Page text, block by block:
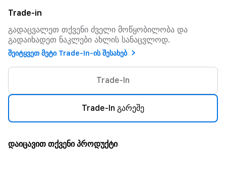
Trade-in
გადაცვალეთ თქვენი ძველი მოწყობილობა და
გადაიხადეთ ნაკლები ახლის სანაცვლოდ.
შეიტყვეთ მეტი Trade-In-ის შესახებ
Trade-In
Trade-In გარეშე
დაიცავით თქვენი პროდუქტი